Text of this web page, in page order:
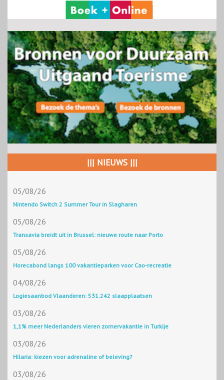
||| NIEUWS |||
05/08/26
Nintendo Switch 2 Summer Tour in Slagharen
05/08/26
Transavia breidt uit in Brussel: nieuwe route naar Porto
05/08/26
Horecabond langs 100 vakantieparken voor Cao-recreatie
04/08/26
Logiesaanbod Vlaanderen: 531.242 slaapplaatsen
03/08/26
1,1% meer Nederlanders vieren zomervakantie in Turkije
03/08/26
Hilaria: kiezen voor adrenaline of beleving?
03/08/26